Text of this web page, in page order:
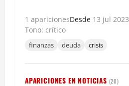
1 aparicionesDesde 13 jul 2023
Tono: crítico
finanzas deuda crisis
APARICIONES EN NOTICIAS (20)